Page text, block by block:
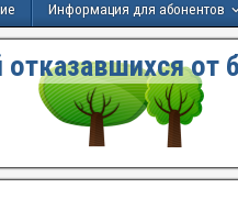
Информация для абонентов
от